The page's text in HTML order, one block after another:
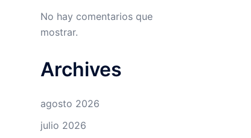
No hay comentarios que
mostrar.
Archives
agosto 2026
julio 2026